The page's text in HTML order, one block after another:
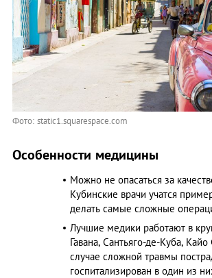
Фото: static1.squarespace.com
Особенности медицины
Можно не опасаться за
Кубинские врачи учатся
делать самые сложные
Лучшие медики работают в
Гавана, Сантьяго-де-Куба,
случае сложной травмы
госпитализирован в один из